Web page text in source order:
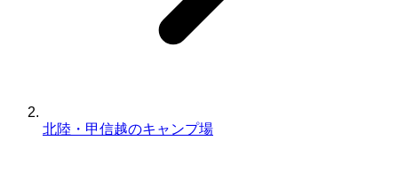
北陸・甲信越のキャンプ場